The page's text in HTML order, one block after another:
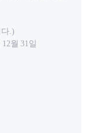
.)
월 31일